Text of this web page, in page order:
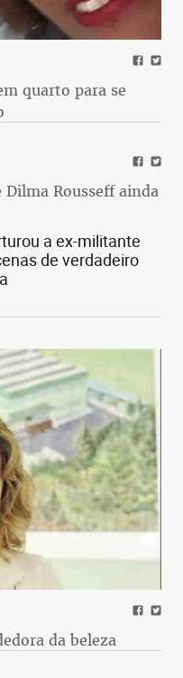
quarto para se
Rousseff ainda
a ex-militante
de verdadeiro
da beleza